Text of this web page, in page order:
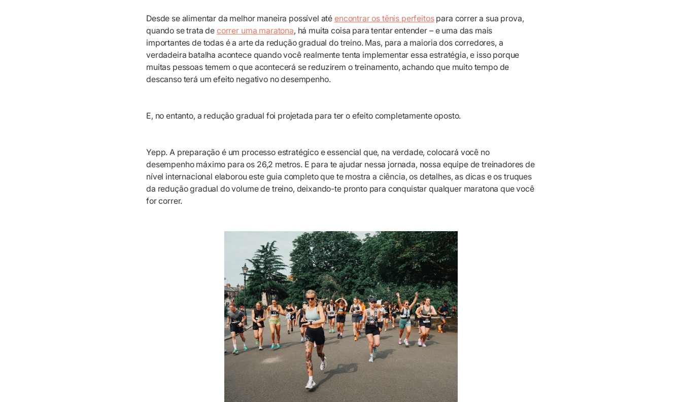
Desde se alimentar da melhor maneira possível até encontrar os tênis perfeitospara correr a sua prova,
quando se trata de correr uma maratona, há muita coisa para tentar entender – e uma das mais
importantes de todas é a arte da redução gradual do treino. Mas, para a maioria dos corredores, a
verdadeira batalha acontece quando você realmente tenta implementar essa estratégia, e isso porque
muitas pessoas temem o que acontecerá se reduzirem o treinamento, achando que muito tempo de
descanso terá um efeito negativo no desempenho.
E, no entanto, a redução gradual foi projetada para ter o efeito completamente oposto.
Yepp. A preparação é um processo estratégico e essencial que, na verdade, colocará você no
desempenho máximo para os 26,2 metros. E para te ajudar nessa jornada, nossa equipe de treinadores de
nível internacional elaborou este guia completo que te mostra a ciência, os detalhes, as dicas e os truques
da redução gradual do volume de treino, deixando-te pronto para conquistar qualquer maratonaque você
for correr.